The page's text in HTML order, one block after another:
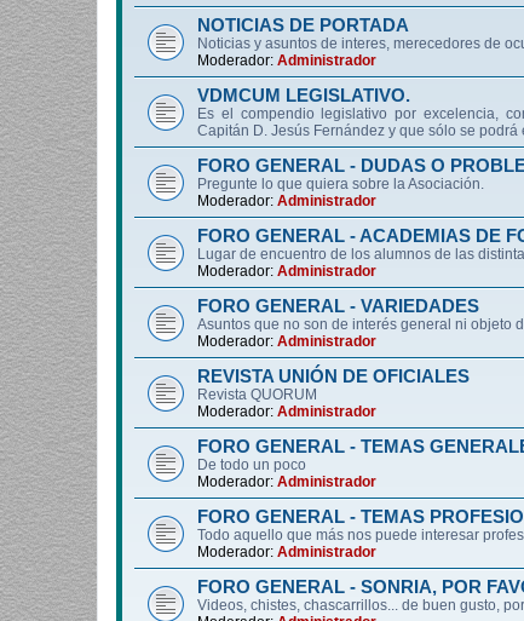
NOTICIAS DE PORTADA
Noticias y asuntos de interes, merecedores de
Moderador: Administrador
VDMCUM LEGISLATIVO.
Es el compendio legislativo por excelencia,
Capitán D. Jesús Fernández y que sólo se
FORO GENERAL - DUDAS O
Pregunte lo que quiera sobre la Asociación.
Moderador: Administrador
FORO GENERAL - ACADEMIAS DE
Lugar de encuentro de los alumnos de las
Moderador: Administrador
FORO GENERAL - VARIEDADES
Asuntos que no son de interés general ni objeto
Moderador: Administrador
REVISTA UNIÓN DE OFICIALES
Revista QUORUM
Moderador: Administrador
FORO GENERAL - TEMAS
De todo un poco
Moderador: Administrador
FORO GENERAL - TEMAS
Todo aquello que más nos puede interesar
Moderador: Administrador
FORO GENERAL - SONRIA, POR
Videos, chistes, chascarrillos... de buen gusto,